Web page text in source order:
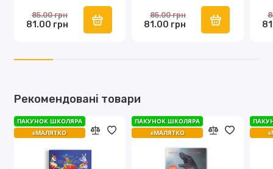
перетворює навчання на гру з наліпками, малюванням і
ліпленням.
81.00 грн
85.00 грн
розвивальні наліпки
81.00 грн
85.00 грн
Рекомендовані товари
ПАКУНОК ШКОЛЯРА
єМАЛЯТКО
ПАКУНОК ШКОЛЯРА
єМАЛЯТКО